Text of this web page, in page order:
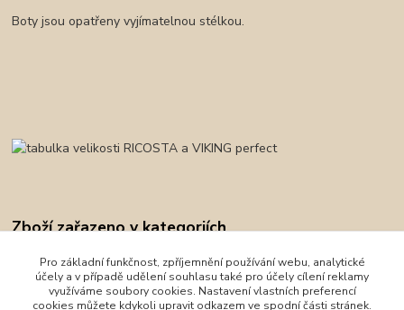
Boty jsou opatřeny vyjímatelnou stélkou.
Zboží zařazeno v kategoriích
Obuv
Zimní obuv
Pro základní funkčnost, zpříjemnění používání webu, analytické
účely a v případě udělení souhlasu také pro účely cílení reklamy
využíváme soubory cookies. Nastavení vlastních preferencí
cookies můžete kdykoli upravit odkazem ve spodní části stránek.